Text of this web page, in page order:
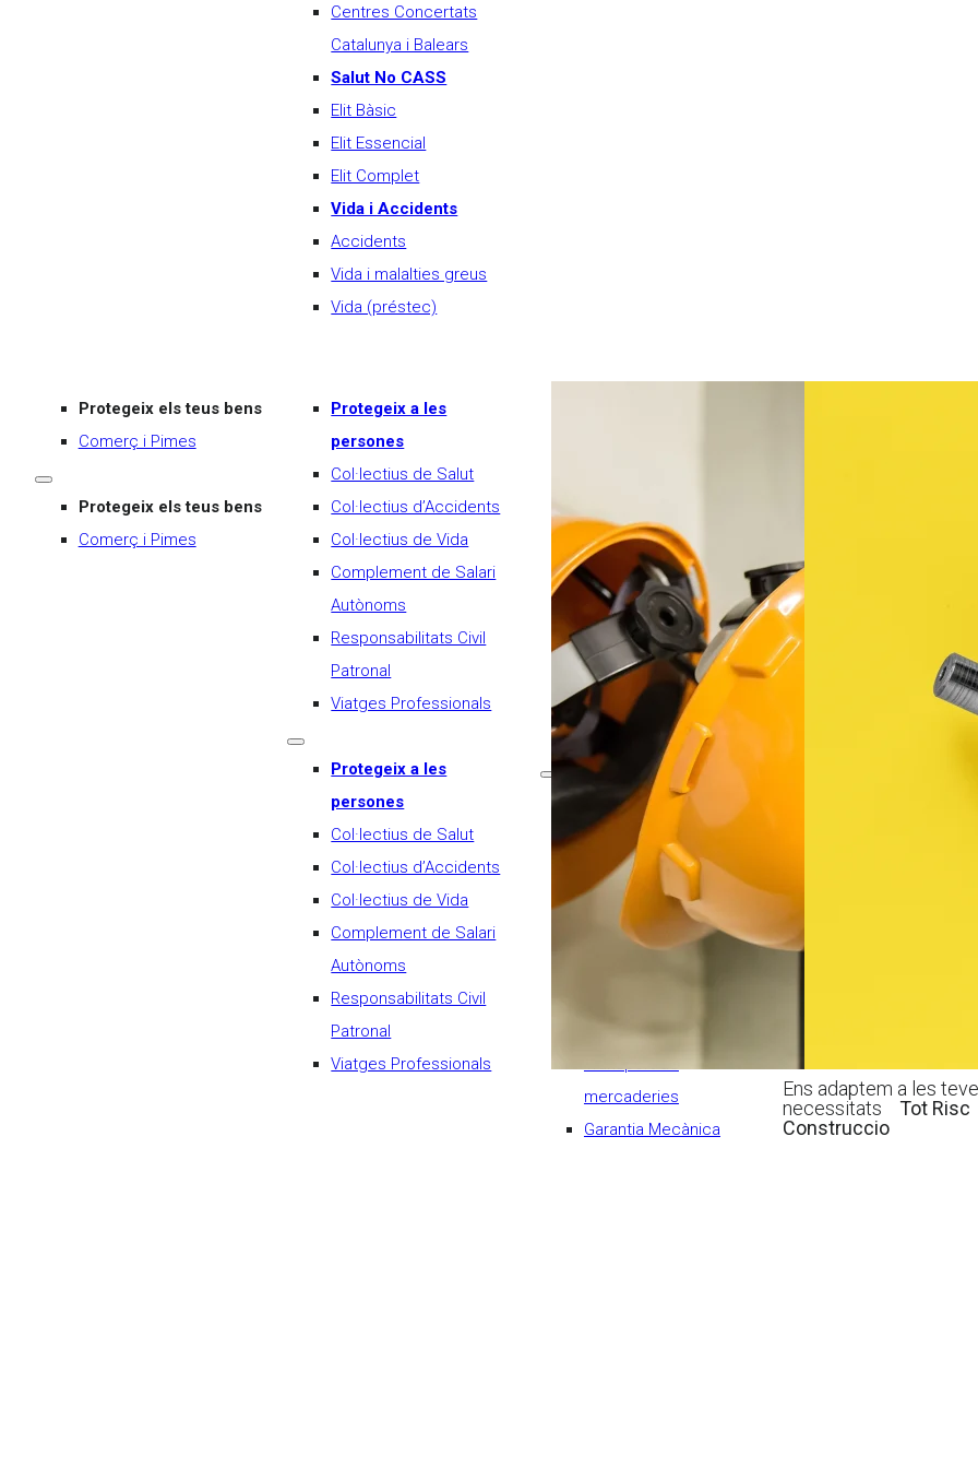
Centres Concertats
Catalunya i Balears
Salut No CASS
Elit Bàsic
Elit Essencial
Elit Complet
Vida i Accidents
Accidents
Vida i malalties greus
Vida (préstec)
Protegeix els teus bens
Comerç i Pimes
Protegeix els teus bens
Comerç i Pimes
Protegeix a les
persones
Col·lectius de Salut
Col·lectius d’Accidents
Col·lectius de Vida
Complement de Salari
Autònoms
Responsabilitats Civil
Patronal
Viatges Professionals
Protegeix a les
persones
Col·lectius de Salut
Col·lectius d’Accidents
Col·lectius de Vida
Complement de Salari
Autònoms
Responsabilitats Civil
Patronal
Viatges Professionals
Protecció jurídica
Assegurança de D&O
Avaria maquinària
Flota comercial
Transport de
mercaderies
Garantia Mecànica
Ens adaptem a les teves
necessitats
Desenal per a obres
Tot risc construcció
Protecció jurídica
Flota comercial
mercaderies
Garantia Mecànica
Ens adaptem a les
necessitats
Tot Risc
Construccio